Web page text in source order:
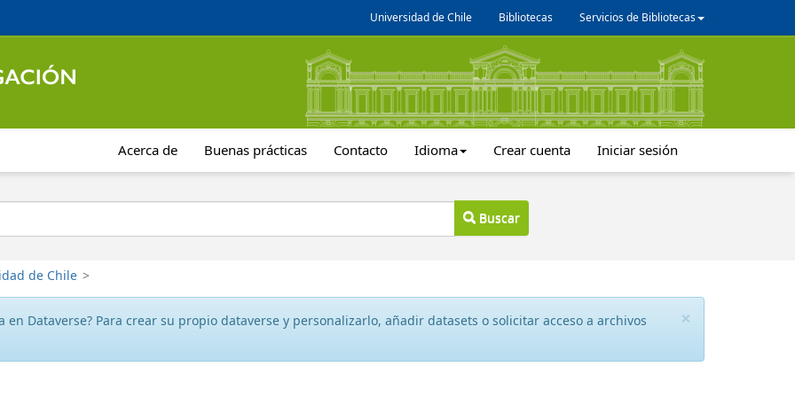
Universidad de Chile Bibliotecas Servicios de Bibliotecas
Acerca de Buenas prácticas Contacto Idioma Crear cuenta Iniciar sesión
Buscar
de Chile >
×
en Dataverse? Para crear su propio dataverse y personalizarlo, añadir datasets o solicitar acceso a archivos